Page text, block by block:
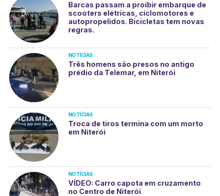
Barcas passam a proibir embarque de
scooters elétricas, ciclomotores e
autopropelidos. Bicicletas tem novas
regras.
NOTÍCIAS
Três homens são presos no antigo
prédio da Telemar, em Niterói
NOTÍCIAS
Troca de tiros termina com um morto
em Niterói
NOTÍCIAS
VÍDEO: Carro capota em cruzamento
no Centro de Niterói